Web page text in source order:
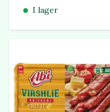
I lager